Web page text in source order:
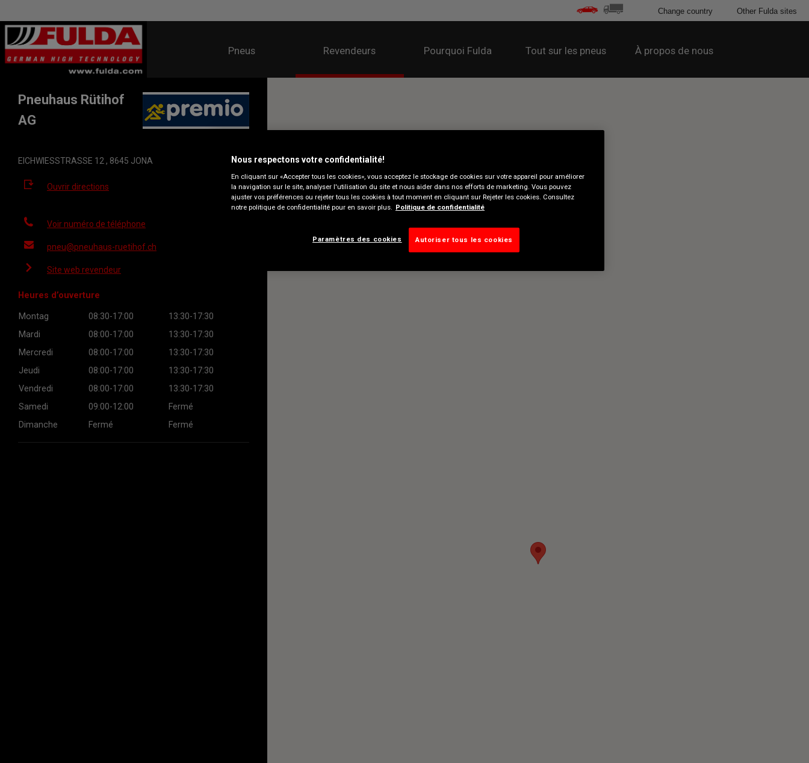
Pneus Revendeurs Pourquoi Fulda Tout sur les pneus À propos de nous
Change country Other Fulda sites
Pneuhaus Rütihof
AG
EICHWIESSTRASSE 12 , 8645 JONA
Ouvrir directions
Voir numéro de téléphone
pneu@pneuhaus-ruetihof.ch
Site web revendeur
Heures d’ouverture
Montag 08:30-17:00
13:30-17:30
Mardi
08:00-17:00
13:30-17:30
Mercredi
08:00-17:00
13:30-17:30
Jeudi
08:00-17:00
13:30-17:30
Vendredi
08:00-17:00
13:30-17:30
Samedi
09:00-12:00
Fermé
Dimanche
Fermé Fermé
Nous respectons votre confidentialité!
En cliquant sur «Accepter tous les cookies», vous acceptez le stockage de cookies sur votre appareil pour améliorer
la navigation sur le site, analyser l'utilisation du site et nous aider dans nos efforts de marketing. Vous pouvez
ajuster vos préférences ou rejeter tous les cookies à tout moment en cliquant sur Rejeter les cookies. Consultez
notre politique de confidentialité pour en savoir plus.
Politique de confidentialité
Paramètres des cookies Autoriser tous les cookies